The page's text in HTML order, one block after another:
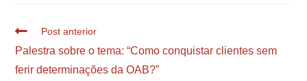
Post anterior
Palestra sobre o tema: “Como conquistar clientes sem
ferir determinações da OAB?”